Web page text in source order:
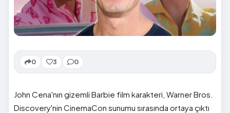
0 3 0
John Cena'nın gizemli Barbie film karakteri, Warner Bros.
Discovery'nin CinemaCon sunumu sırasında ortaya çıktı